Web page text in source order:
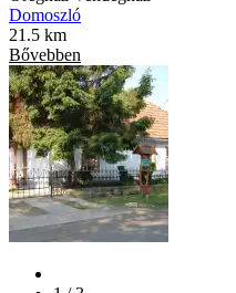
Domoszló
21.5 km
Bővebben